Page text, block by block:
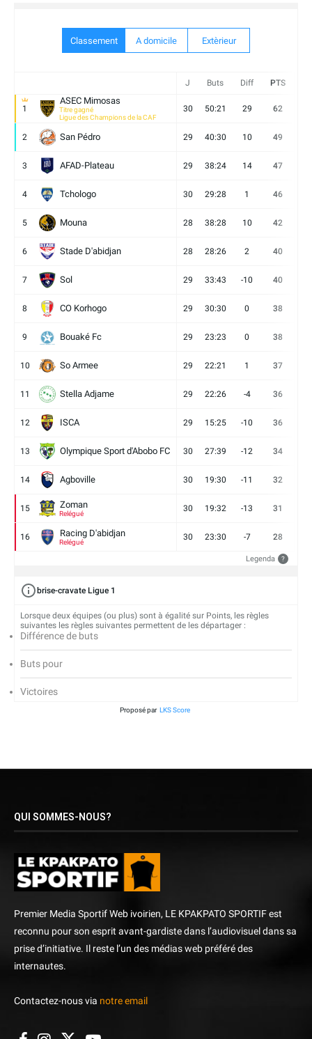
Classement A domicile Extèrieur
J Buts Diff PTS
1
ASEC Mimosas
Titre gagné
Ligue des Champions de la CAF
30 50:21 29 62
2 San Pédro 29 40:30 10 49
3 AFAD-Plateau 29 38:24 14 47
4 Tchologo 30 29:28 1 46
5 Mouna 28 38:28 10 42
6 Stade D'abidjan 28 28:26 2 40
7 Sol 29 33:43 -10 40
8 CO Korhogo 29 30:30 0 38
9 Bouaké Fc 29 23:23 0 38
10 So Armee 29 22:21 1 37
11 Stella Adjame 29 22:26 -4 36
12 ISCA 29 15:25 -10 36
13 Olympique Sport d'Abobo FC 30 27:39 -12 34
14 Agboville 30 19:30 -11 32
15 Zoman
Relégué
30 19:32 -13 31
16 Racing D'abidjan
Relégué
30 23:30 -7 28
Legenda ?
brise-cravate Ligue 1
Lorsque deux équipes (ou plus) sont à égalité sur Points, les règles
suivantes les règles suivantes permettent de les départager :
Différence de buts
Buts pour
Victoires
Proposé par LKS Score
QUI SOMMES-NOUS?
Premier Media Sportif Web ivoirien, LE KPAKPATO SPORTIF est
reconnu pour son esprit avant-gardiste dans l’audiovisuel dans sa
prise d’initiative. Il reste l’un des médias web préféré des
internautes.
Contactez-nous via notre email